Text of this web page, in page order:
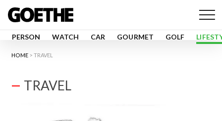
PERSON WATCH CAR GOURMET GOLF
HOME TRAVEL
TRAVEL